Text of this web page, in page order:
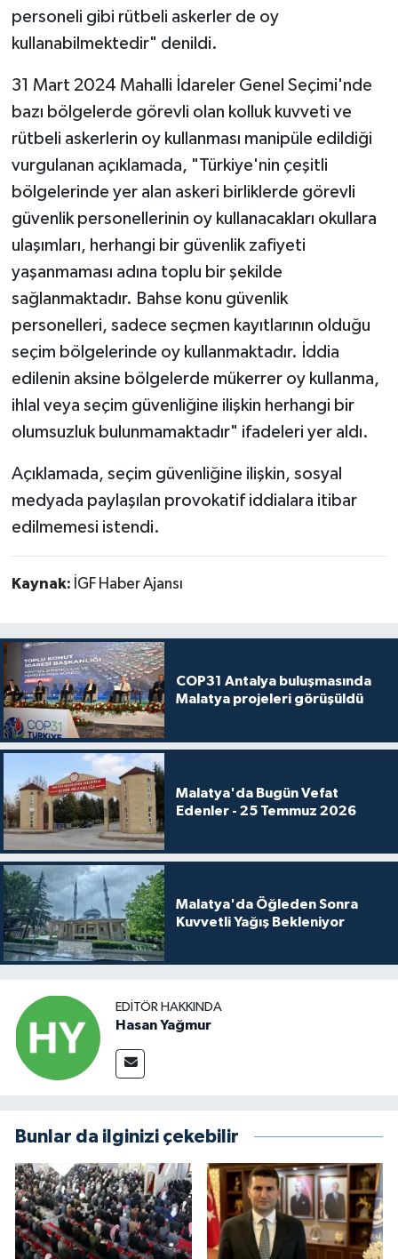
personeli gibi rütbeli askerler de oy
kullanabilmektedir" denildi.
31 Mart 2024 Mahalli İdareler Genel Seçimi'nde
bazı bölgelerde görevli olan kolluk kuvveti ve
rütbeli askerlerin oy kullanması manipüle edildiği
vurgulanan açıklamada, "Türkiye'nin çeşitli
bölgelerinde yer alan askeri birliklerde görevli
güvenlik personellerinin oy kullanacakları okullara
ulaşımları, herhangi bir güvenlik zafiyeti
yaşanmaması adına toplu bir şekilde
sağlanmaktadır. Bahse konu güvenlik
personelleri, sadece seçmen kayıtlarının olduğu
seçim bölgelerinde oy kullanmaktadır. İddia
edilenin aksine bölgelerde mükerrer oy kullanma,
ihlal veya seçim güvenliğine ilişkin herhangi bir
olumsuzluk bulunmamaktadır" ifadeleri yer aldı.
Açıklamada, seçim güvenliğine ilişkin, sosyal
medyada paylaşılan provokatif iddialara itibar
edilmemesi istendi.
Kaynak: İGF Haber Ajansı
COP31 Antalya buluşmasında
Malatya projeleri görüşüldü
Malatya'da Bugün Vefat
Edenler - 25 Temmuz 2026
Malatya'da Öğleden Sonra
Kuvvetli Yağış Bekleniyor
EDITÖR HAKKINDA
Hasan Yağmur
Bunlar da ilginizi çekebilir